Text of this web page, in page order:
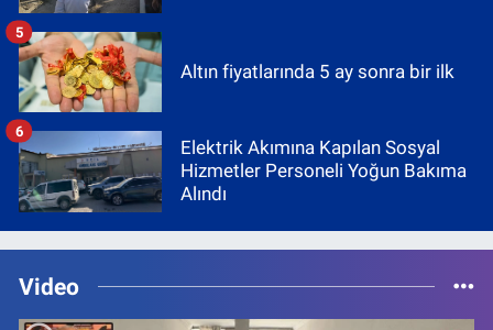
Altın fiyatlarında 5 ay sonra bir ilk
5
Elektrik Akımına Kapılan Sosyal
Hizmetler Personeli Yoğun Bakıma
Alındı
6
Video